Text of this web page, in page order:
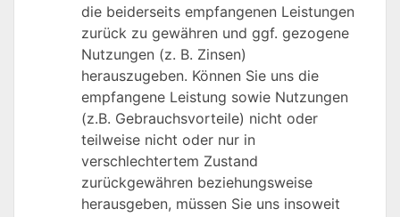
die beiderseits empfangenen Leistungen
zurück zu gewähren und ggf. gezogene
Nutzungen (z. B. Zinsen)
herauszugeben. Können Sie uns die
empfangene Leistung sowie Nutzungen
(z.B. Gebrauchsvorteile) nicht oder
teilweise nicht oder nur in
verschlechtertem Zustand
zurückgewähren beziehungsweise
herausgeben, müssen Sie uns insoweit